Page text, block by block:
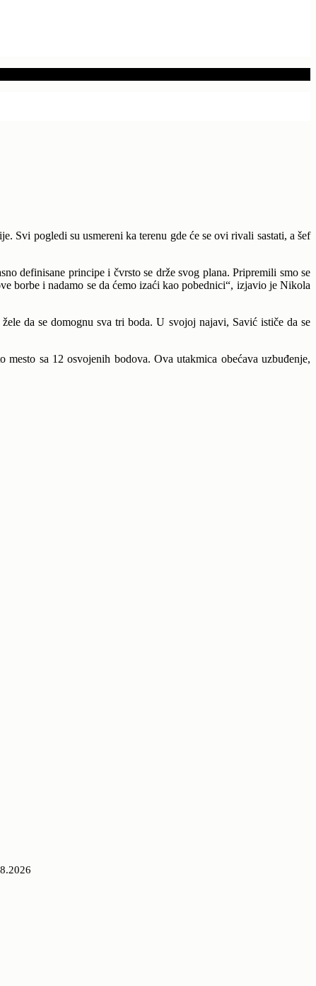
Svi pogledi su usmereni ka terenu gde će se ovi rivali sastati, a šef
definisane principe i čvrsto se drže svog plana. Pripremili smo se
borbe i nadamo se da ćemo izaći kao pobednici“, izjavio je Nikola
da se domognu sva tri boda. U svojoj najavi, Savić ističe da se
sa 12 osvojenih bodova. Ova utakmica obećava uzbuđenje,